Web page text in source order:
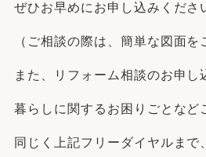
ぜひお早めにお申し込みくださ
（ご相談の際は、簡単な図面を
また、リフォーム相談のお申し
暮らしに関するお困りごとなど
同じく上記フリーダイヤルまで